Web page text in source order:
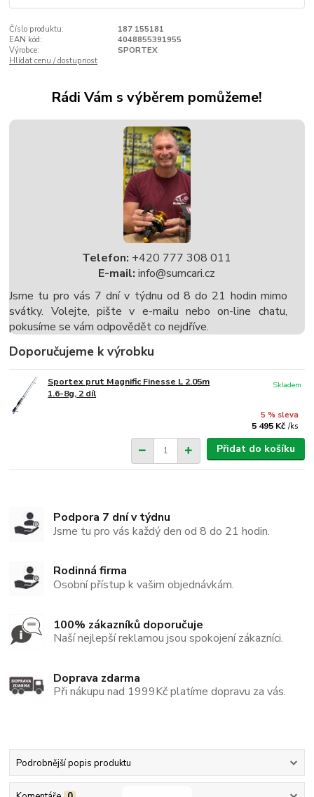
Číslo produktu:
187 155181
EAN kód:
4048855391955
Výrobce:
SPORTEX
Hlídat cenu / dostupnost
Rádi Vám s výběrem pomůžeme!
Telefon: +420 777 308 011
E-mail: info@sumcari.cz
Jsme tu pro vás 7 dní v týdnu od 8 do 21 hodin mimo
svátky. Volejte, pište v e-mailu nebo on-line chatu,
pokusíme se vám odpovědět co nejdříve.
Doporučujeme k výrobku
Sportex prut Magnific Finesse L 2.05m
1.6-8g, 2 díl
5 % sleva
5 495 Kč /ks
Skladem
Přidat do košíku
Podpora 7 dní v týdnu
Jsme tu pro vás každý den od 8 do 21 hodin.
Rodinná firma
Osobní přístup k vašim objednávkám.
100% zákazníků doporučuje
Naší nejlepší reklamou jsou spokojení zákazníci.
Doprava zdarma
Při nákupu nad 1999Kč platíme dopravu za vás.
Podrobnější popis produktu